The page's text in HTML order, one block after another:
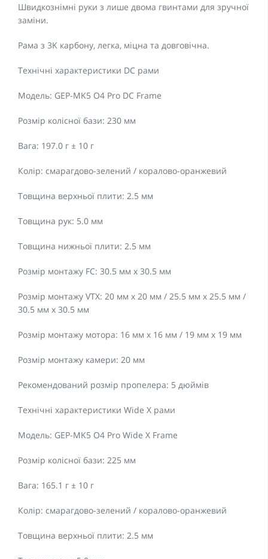
Швидкознімні руки з лише двома гвинтами для зручної
заміни.
Рама з 3K карбону, легка, міцна та довговічна.
Технічні характеристики DC рами
Модель: GEP-MK5 O4 Pro DC Frame
Розмір колісної бази: 230 мм
Вага: 197.0 г ± 10 г
Колір: смарагдово-зелений / коралово-оранжевий
Товщина верхньої плити: 2.5 мм
Товщина рук: 5.0 мм
Товщина нижньої плити: 2.5 мм
Розмір монтажу FC: 30.5 мм x 30.5 мм
Розмір монтажу VTX: 20 мм x 20 мм / 25.5 мм x 25.5 мм /
30.5 мм x 30.5 мм
Розмір монтажу мотора: 16 мм x 16 мм / 19 мм x 19 мм
Розмір монтажу камери: 20 мм
Рекомендований розмір пропелера: 5 дюймів
Технічні характеристики Wide X рами
Модель: GEP-MK5 O4 Pro Wide X Frame
Розмір колісної бази: 225 мм
Вага: 165.1 г ± 10 г
Колір: смарагдово-зелений / коралово-оранжевий
Товщина верхньої плити: 2.5 мм